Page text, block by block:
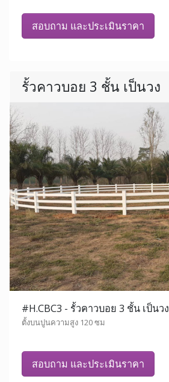
สอบถาม และประเมินราคา
รั้วคาวบอย 3 ชั้น เป็นวง
#H.CBC3 - รั้วคาวบอย 3 ชั้น เป็นวง
ตั้งบนปูนความสูง 120 ซม
สอบถาม และประเมินราคา